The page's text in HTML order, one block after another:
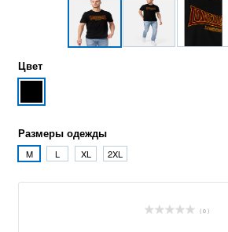
Цвет
Размеры одежды
M L XL 2XL
( 0 )